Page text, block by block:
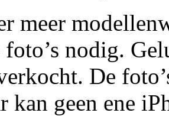
meer
nodig.
De
kan geen ene